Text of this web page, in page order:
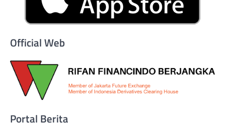
Official Web
Portal Berita